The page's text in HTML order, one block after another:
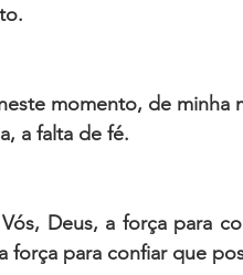
momento, de minha
a falta de fé.
Deus, a força para
força para confiar que